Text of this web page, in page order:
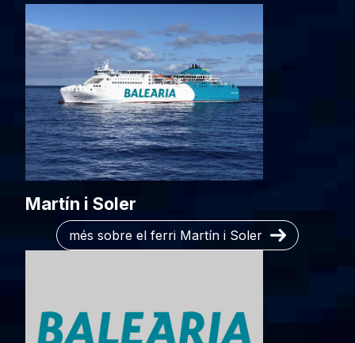
Martín i Soler
més sobre el ferri Martín i Soler